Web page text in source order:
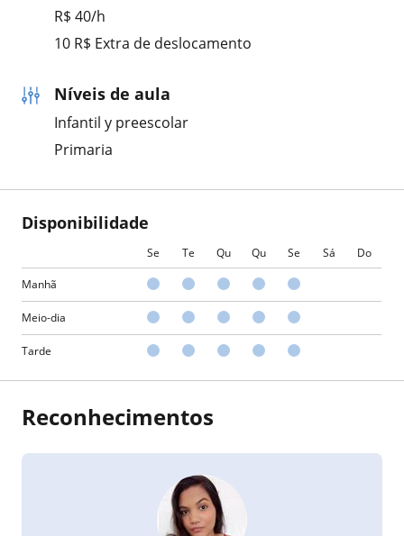
R$ 40/h
10 R$ Extra de deslocamento
Níveis de aula
Infantil y preescolar
Primaria
Disponibilidade
Se Te Qu Qu Se Sá Do
Manhã
Meio-dia
Tarde
Reconhecimentos